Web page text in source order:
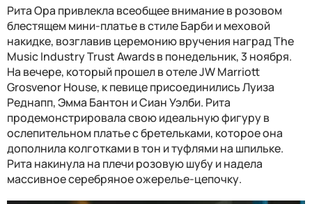
Рита Ора привлекла всеобщее внимание в розовом
блестящем мини-платье в стиле Барби и меховой
накидке, возглавив церемонию вручения наград The ​​
Music Industry Trust Awards в понедельник, 3 ноября.
На вечере, который прошел в отеле JW Marriott
Grosvenor House, к певице присоединились Луиза
Реднапп, Эмма Бантон и Сиан Уэлби. Рита
продемонстрировала свою идеальную фигуру в
ослепительном платье с бретельками, которое она
дополнила колготками в тон и туфлями на шпильке.
Рита накинула на плечи розовую шубу и надела
массивное серебряное ожерелье-цепочку.